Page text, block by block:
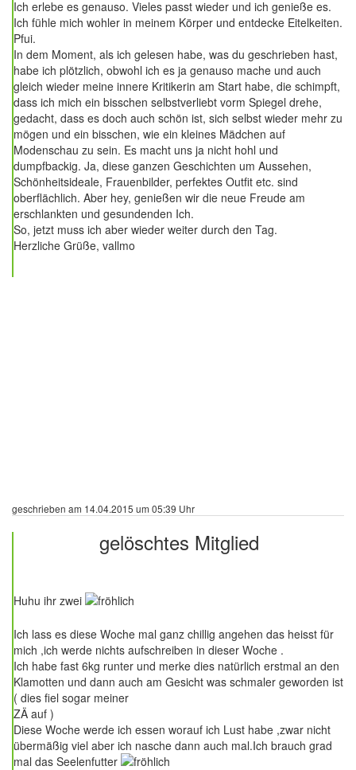
Ich erlebe es genauso. Vieles passt wieder und ich genieße es.
Ich fühle mich wohler in meinem Körper und entdecke Eitelkeiten.
Pfui.
In dem Moment, als ich gelesen habe, was du geschrieben hast,
habe ich plötzlich, obwohl ich es ja genauso mache und auch
gleich wieder meine innere Kritikerin am Start habe, die schimpft,
dass ich mich ein bisschen selbstverliebt vorm Spiegel drehe,
gedacht, dass es doch auch schön ist, sich selbst wieder mehr zu
mögen und ein bisschen, wie ein kleines Mädchen auf
Modenschau zu sein. Es macht uns ja nicht hohl und
dumpfbackig. Ja, diese ganzen Geschichten um Aussehen,
Schönheitsideale, Frauenbilder, perfektes Outfit etc. sind
oberflächlich. Aber hey, genießen wir die neue Freude am
erschlankten und gesundenden Ich.
So, jetzt muss ich aber wieder weiter durch den Tag.
Herzliche Grüße, vallmo
geschrieben am 14.04.2015 um 05:39 Uhr
gelöschtes Mitglied
Huhu ihr zwei
Ich lass es diese Woche mal ganz chillig angehen das heisst für
mich ,ich werde nichts aufschreiben in dieser Woche .
Ich habe fast 6kg runter und merke dies natürlich erstmal an den
Klamotten und dann auch am Gesicht was schmaler geworden ist
( dies fiel sogar meiner
ZÄ auf )
Diese Woche werde ich essen worauf ich Lust habe ,zwar nicht
übermäßig viel aber ich nasche dann auch mal.Ich brauch grad
mal das Seelenfutter